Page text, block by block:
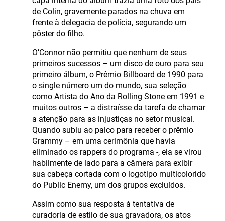
de Colin, gravemente parados na chuva em
frente à delegacia de polícia, segurando um
pôster do filho.
O’Connor não permitiu que nenhum de seus
primeiros sucessos – um disco de ouro para seu
primeiro álbum, o Prêmio Billboard de 1990 para
o single número um do mundo, sua seleção
como Artista do Ano da Rolling Stone em 1991 e
muitos outros – a distraísse da tarefa de chamar
a atenção para as injustiças no setor musical.
Quando subiu ao palco para receber o prêmio
Grammy – em uma cerimônia que havia
eliminado os rappers do programa -, ela se virou
habilmente de lado para a câmera para exibir
sua cabeça cortada com o logotipo multicolorido
do Public Enemy, um dos grupos excluídos.
Assim como sua resposta à tentativa de
curadoria de estilo de sua gravadora, os atos